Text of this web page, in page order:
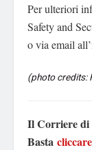
Per ulteriori
Safety and
o via email
(photo credits:
Il Corriere di
Basta